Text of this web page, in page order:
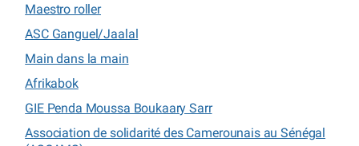
Maestro roller
ASC Ganguel/Jaalal
Main dans la main
Afrikabok
GIE Penda Moussa Boukaary Sarr
Association de solidarité des Camerounais au Sénégal